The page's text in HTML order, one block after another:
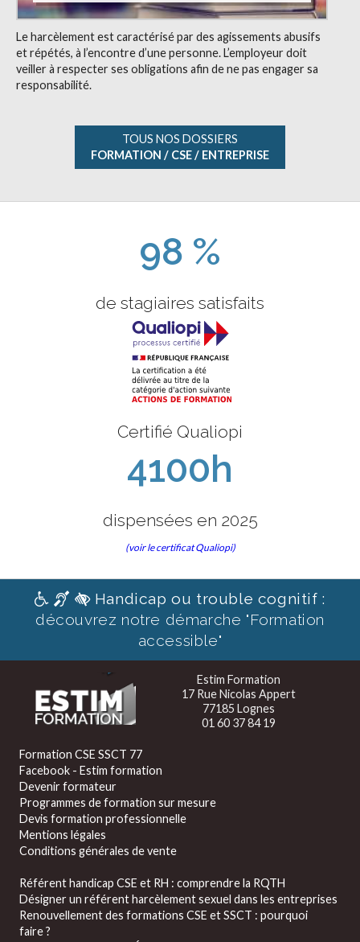
Le harcèlement est caractérisé par des agissements abusifs
et répétés, à l’encontre d’une personne. L’employeur doit
veiller à respecter ses obligations afin de ne pas engager sa
responsabilité.
TOUS NOS DOSSIERS
FORMATION / CSE / ENTREPRISE
98 %
de stagiaires satisfaits
Certifié Qualiopi
4100h
dispensées en 2025
(voir le certificat Qualiopi)
Handicap ou trouble cognitif :
découvrez notre démarche "Formation
accessible"
Estim Formation
17 Rue Nicolas Appert
77185 Lognes
01 60 37 84 19
Formation CSE SSCT 77
Facebook - Estim formation
Devenir formateur
Programmes de formation sur mesure
Devis formation professionnelle
Mentions légales
Conditions générales de vente
Référent handicap CSE et RH : comprendre la RQTH
Désigner un référent harcèlement sexuel dans les entreprises
Renouvellement des formations CSE et SSCT : pourquoi
faire ?